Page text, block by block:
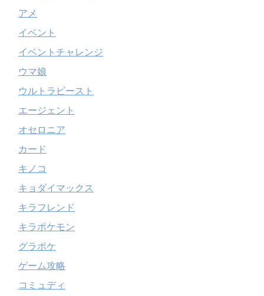
アメ
イベント
イベントチャレンジ
ウマ娘
ウルトラビースト
エージェント
オセロニア
カード
キノコ
キョダイマックス
キラフレンド
キラポケモン
グラポケ
ゲーム攻略
コミュディ